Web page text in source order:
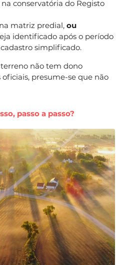
conservatória do Registo
matriz predial, ou
identificado após o período
simplificado.
terreno não tem dono
presume-se que não
passo a passo?